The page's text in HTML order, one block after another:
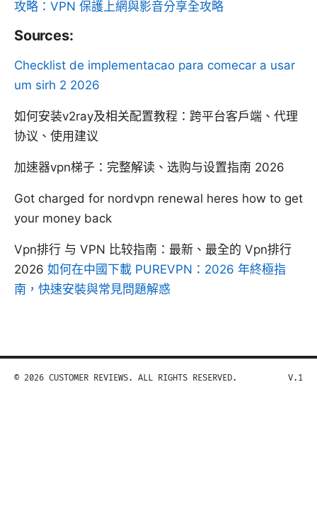
攻略：VPN 保護上網與影音分享全攻略
Sources:
Checklist de implementacao para comecar a usar
um sirh 2 2026
如何安装v2ray及相关配置教程：跨平台客户端、代理
协议、使用建议
加速器vpn梯子：完整解读、选购与设置指南 2026
Got charged for nordvpn renewal heres how to get
your money back
Vpn排行 与 VPN 比较指南：最新、最全的 Vpn排行
2026 如何在中國下載 PUREVPN：2026 年終極指
南，快速安裝與常見問題解惑
© 2026 CUSTOMER REVIEWS. ALL RIGHTS RESERVED. V.1